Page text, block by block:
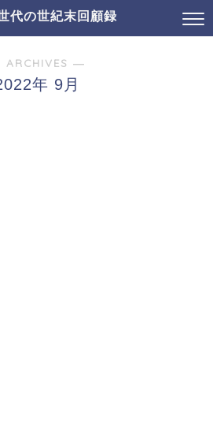
代の世紀末回顧録
―
年 9月